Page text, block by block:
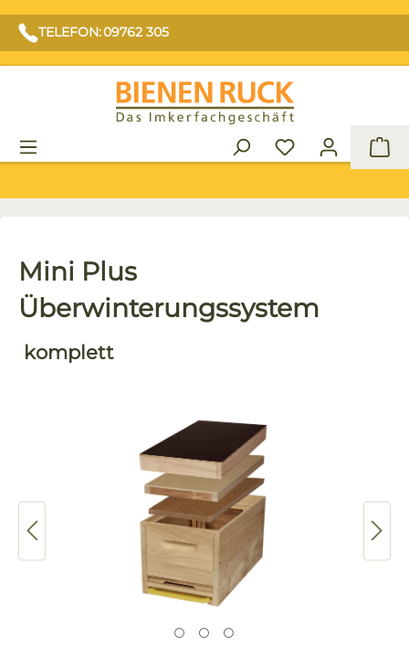
TELEFON: 09762 305
Mini Plus
Überwinterungssystem
komplett
Bildergalerie überspringen